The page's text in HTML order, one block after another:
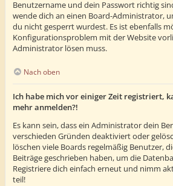
Benutzername und dein Passwort richtig
wende dich an einen Board-Administrator,
du nicht gesperrt wurdest. Es ist ebenfalls
Konfigurationsproblem mit der Website
Administrator lösen muss.
Nach oben
Ich habe mich vor einiger Zeit registriert,
mehr anmelden?!
Es kann sein, dass ein Administrator dein
verschieden Gründen deaktiviert oder
löschen viele Boards regelmäßig Benutzer,
Beiträge geschrieben haben, um die
Registriere dich einfach erneut und nimm
teil!